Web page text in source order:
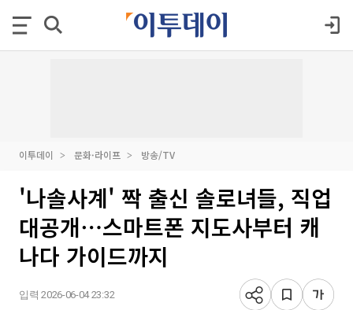
이투데이 문화·라이프 방송/TV
'나솔사계' 짝 출신 솔로녀들, 직업
대공개⋯스마트폰 지도사부터 캐
나다 가이드까지
입력 2026-06-04 23:32